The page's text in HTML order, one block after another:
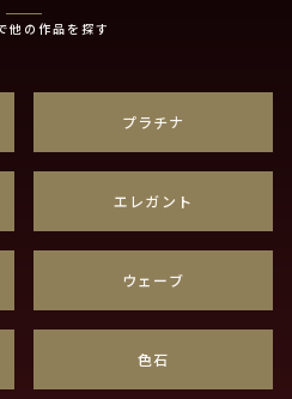
他の作品を探す
プラチナ
エレガント
ウェーブ
色石